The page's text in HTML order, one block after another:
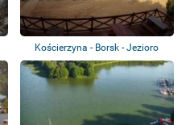
Kościerzyna - Borsk - Jezioro
Wdzydze